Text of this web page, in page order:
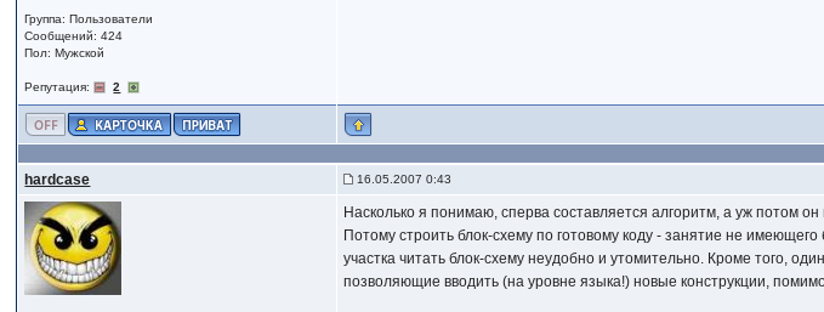
Группа: Пользователи
Сообщений: 424
Пол: Мужской
Репутация: 2
hardcase 16.05.2007 0:43
Насколько я понимаю, сперва составляется алгоритм, а уж потом
Потому строить блок-схему по готовому коду - занятие не
участка читать блок-схему неудобно и утомительно. Кроме того,
позволяющие вводить (на уровне языка!) новые конструкции,